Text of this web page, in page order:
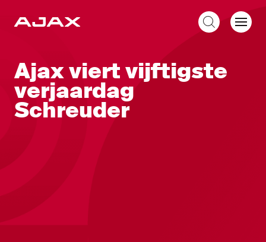
Ajax viert vijftigste
verjaardag
Schreuder